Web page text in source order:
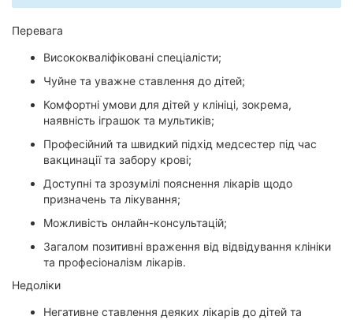
Перевага
Висококваліфіковані спеціалісти;
Чуйне та уважне ставлення до дітей;
Комфортні умови для дітей у клініці, зокрема,
наявність іграшок та мультиків;
Професійний та швидкий підхід медсестер під час
вакцинації та забору крові;
Доступні та зрозумілі пояснення лікарів щодо
призначень та лікування;
Можливість онлайн-консультацій;
Загалом позитивні враження від відвідування клініки
та професіоналізм лікарів.
Недоліки
Негативне ставлення деяких лікарів до дітей та